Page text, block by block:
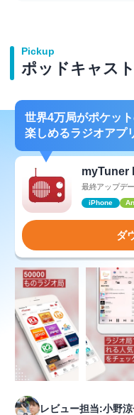
Pickup
ポッドキャス
世界4万局がポケッ
楽しめるラジオアプ
myTuner
最終アップデ
iPhone
ダ
レビュー担当:小野